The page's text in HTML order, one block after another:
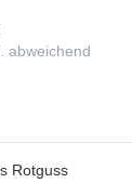
abweichend
Rotguss